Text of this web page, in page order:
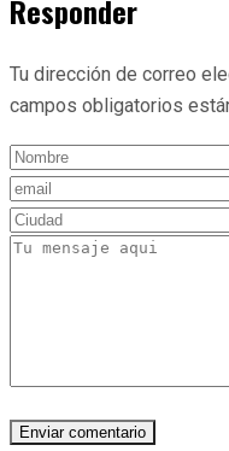
Responder
Tu dirección de correo
campos obligatorios